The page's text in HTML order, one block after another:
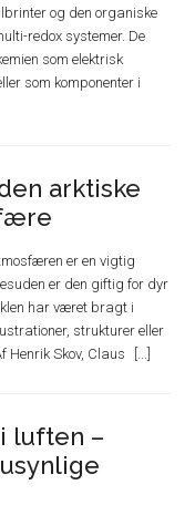
og den organiske
redox systemer. De
som elektrisk
som komponenter i
arktiske
er en vigtig
er den giftig for dyr
har været bragt i
strukturer eller
Henrik Skov, Claus
luften –